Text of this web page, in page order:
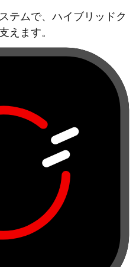
テムで、ハイブリッドク
えます。